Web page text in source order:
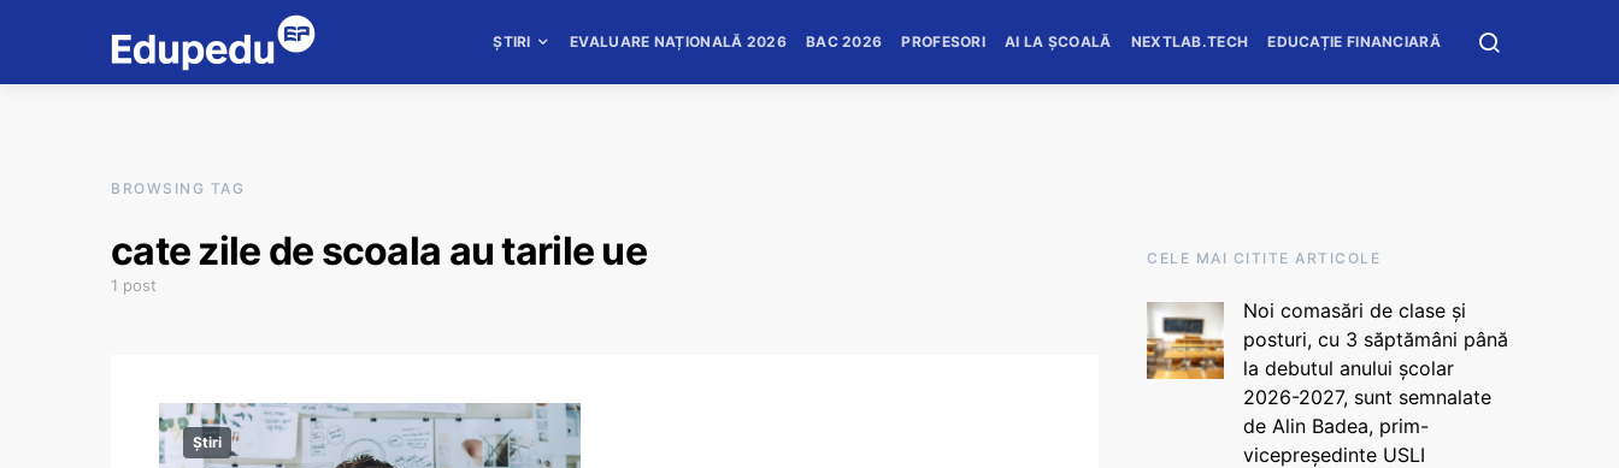
ȘTIRI EVALUARE NAȚIONALĂ 2026 BAC 2026 PROFESORI AI LA ȘCOALĂ NEXTLAB.TECH EDUCAȚIE FINANCIARĂ
BROWSING TAG
cate zile de scoala au tarile ue
1 post
Știri
CELE MAI CITITE ARTICOLE
Noi comasări de clase și
posturi, cu 3 săptămâni până
la debutul anului școlar
2026-2027, sunt semnalate
de Alin Badea, prim-
vicepreședinte USLI